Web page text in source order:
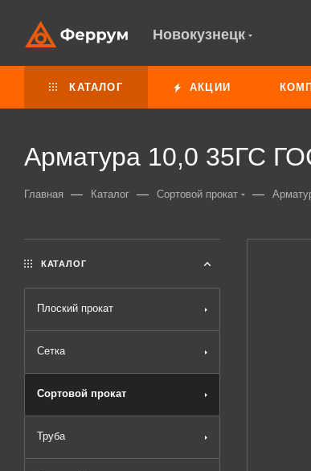
Новокузнецк
КАТАЛОГ АКЦИИ
Арматура 10,0 35ГС
Главная — Каталог — Сортовой прокат —
КАТАЛОГ
Плоский прокат
Сетка
Сортовой прокат
Труба